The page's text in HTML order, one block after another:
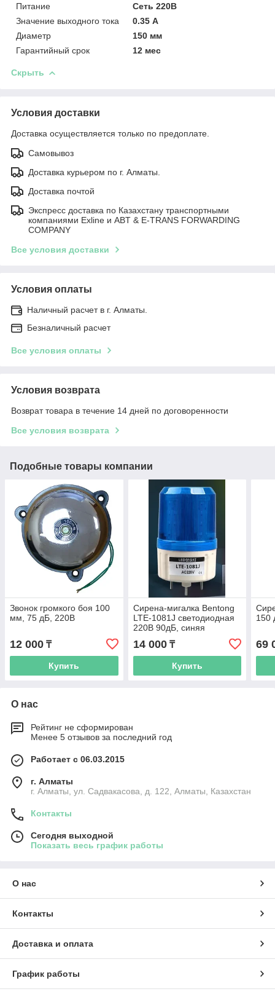
Питание
Сеть 220В
Значение выходного тока
0.35 А
Диаметр
150 мм
Гарантийный срок
12 мес
Скрыть
Условия доставки
Доставка осуществляется только по предоплате.
Самовывоз
Доставка курьером по г. Алматы.
Доставка почтой
Экспресс доставка по Казахстану транспортными
компаниями Exline и ABT & E-TRANS FORWARDING
COMPANY
Все условия доставки
Условия оплаты
Наличный расчет в г. Алматы.
Безналичный расчет
Все условия оплаты
Условия возврата
Возврат товара в течение 14 дней по договоренности
Все условия возврата
Подобные товары компании
Звонок громкого боя 100
мм, 75 дБ, 220В
12 000 ₸
Купить
Сирена-мигалка Bentong
LTE-1081J светодиодная
220В 90дБ, синяя
14 000₸
Купить
150
69
О нас
Рейтинг не сформирован
Менее 5 отзывов за последний год
Работает с 06.03.2015
г. Алматы
г. Алматы, ул. Садвакасова, д. 122, Алматы, Казахстан
Контакты
Сегодня выходной
Показать весь график работы
О нас
Контакты
Доставка и оплата
График работы